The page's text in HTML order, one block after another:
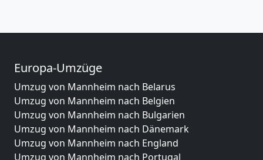
Europa-Umzüge
Umzug von Mannheim nach Belarus
Umzug von Mannheim nach Belgien
Umzug von Mannheim nach Bulgarien
Umzug von Mannheim nach Dänemark
Umzug von Mannheim nach England
Umzug von Mannheim nach Portugal